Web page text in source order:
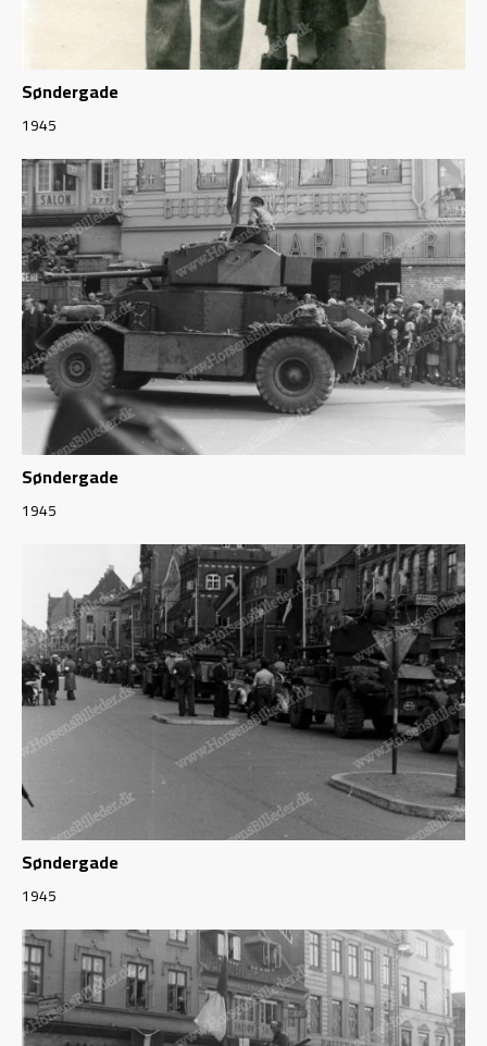
Søndergade
1945
Søndergade
1945
Søndergade
1945